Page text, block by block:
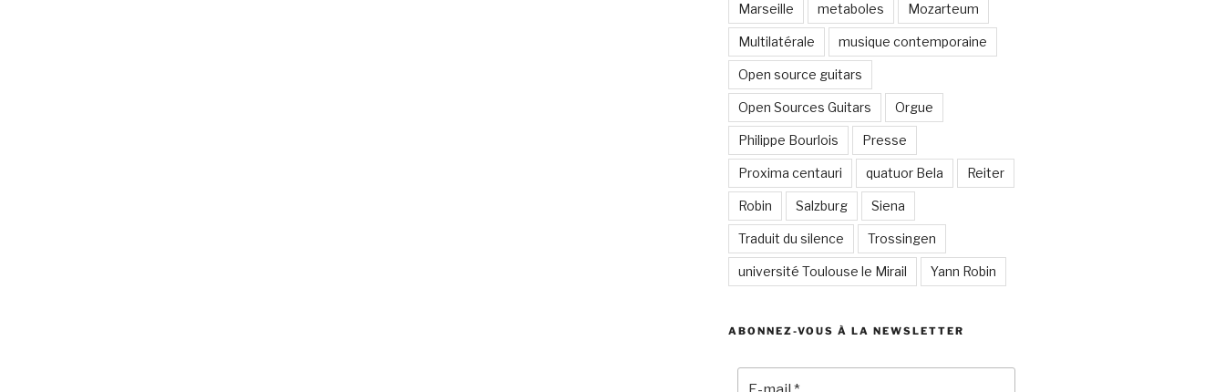
Marseille metaboles Mozarteum
Multilatérale musique contemporaine
Open source guitars
Open Sources Guitars Orgue
Philippe Bourlois Presse
Proxima centauri quatuor Bela Reiter
Robin Salzburg Siena
Traduit du silence Trossingen
université Toulouse le Mirail Yann Robin
ABONNEZ-VOUS À LA NEWSLETTER